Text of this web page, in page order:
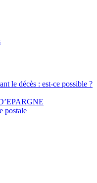
le décès : est-ce possible ?
postale